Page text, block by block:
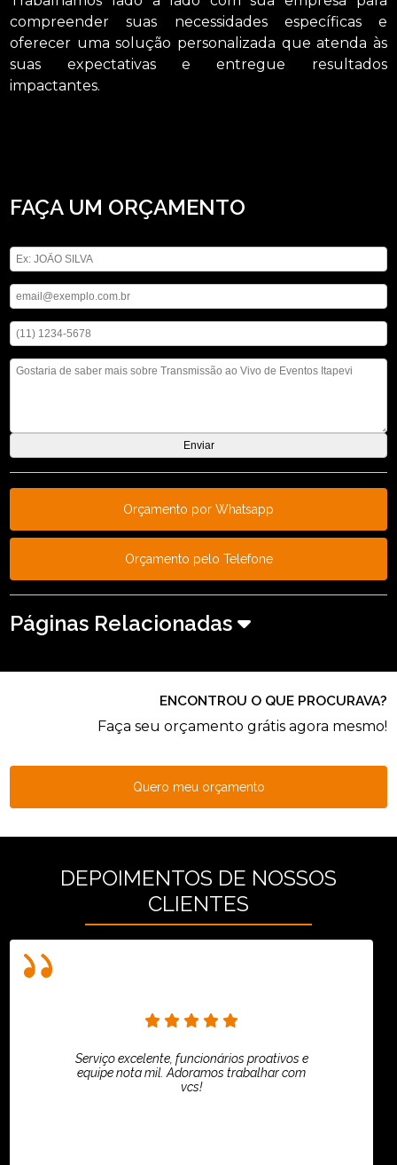
compreender suas necessidades específicas e
oferecer uma solução personalizada que atenda às
suas expectativas e entregue resultados
impactantes.
FAÇA UM ORÇAMENTO
Orçamento por Whatsapp
Orçamento pelo Telefone
Páginas Relacionadas
ENCONTROU O QUE PROCURAVA?
Faça seu orçamento grátis agora mesmo!
Quero meu orçamento
DEPOIMENTOS DE NOSSOS
CLIENTES
Serviço excelente, funcionários proativos e
equipe nota mil. Adoramos trabalhar com
vcs!